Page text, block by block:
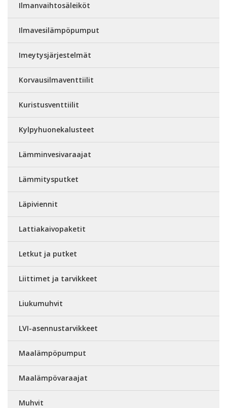
Ilmanvaihtosäleiköt
Ilmavesilämpöpumput
Imeytysjärjestelmät
Korvausilmaventtiilit
Kuristusventtiilit
Kylpyhuonekalusteet
Lämminvesivaraajat
Lämmitysputket
Läpiviennit
Lattiakaivopaketit
Letkut ja putket
Liittimet ja tarvikkeet
Liukumuhvit
LVI-asennustarvikkeet
Maalämpöpumput
Maalämpövaraajat
Muhvit